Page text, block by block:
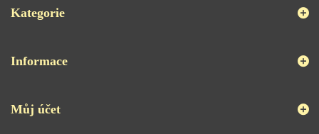
Kategorie
Informace
Můj účet